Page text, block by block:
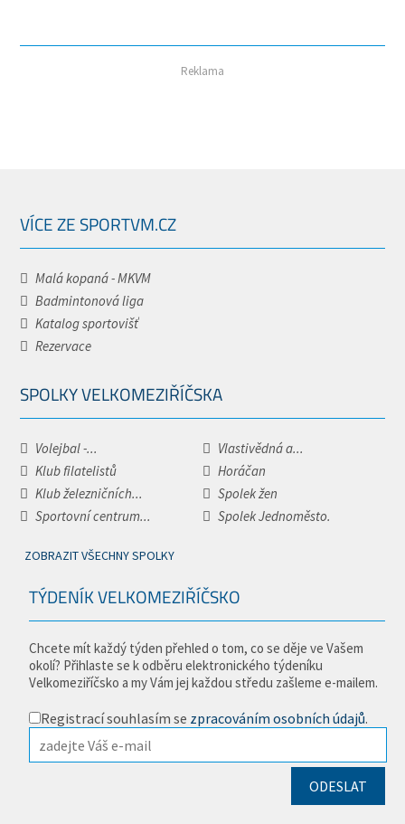
Reklama
VÍCE ZE SPORTVM.CZ
Malá kopaná - MKVM
Badmintonová liga
Katalog sportovišť
Rezervace
SPOLKY VELKOMEZIŘÍČSKA
Volejbal -...
Vlastivědná a...
Klub filatelistů
Horáčan
Klub železničních...
Spolek žen
Sportovní centrum...
Spolek Jednoměsto.
ZOBRAZIT VŠECHNY SPOLKY
TÝDENÍK VELKOMEZIŘÍČSKO
Chcete mít každý týden přehled o tom, co se děje ve Vašem
okolí? Přihlaste se k odběru elektronického týdeníku
Velkomeziříčsko a my Vám jej každou středu zašleme e-mailem.
Registrací souhlasím se zpracováním osobních údajů.